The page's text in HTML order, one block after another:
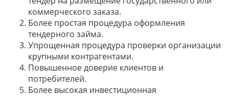
коммерческого заказа.
Более простая процедура оформления
тендерного займа.
Упрощенная процедура проверки организации
крупными контрагентами.
Повышенное доверие клиентов и
потребителей.
Более высокая инвестиционная